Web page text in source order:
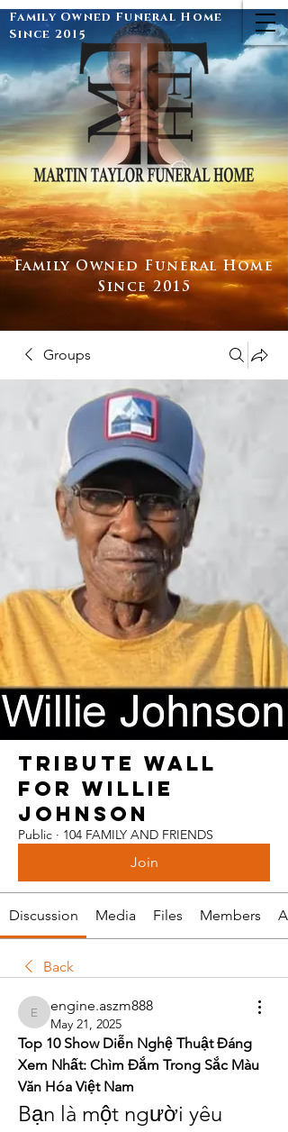
Family Owned Funeral Home
Since 2015
Family Owned Funeral Home
Since 2015
Groups
TRIBUTE WALL
FOR WILLIE
JOHNSON
Public · 104 FAMILY AND FRIENDS
Join
Discussion Media Files Members
Back
engine.aszm888
engine.aszm888
May 21, 2025
Top 10 Show Diễn Nghệ Thuật Đáng
Xem Nhất: Chìm Đắm Trong Sắc Màu
Văn Hóa Việt Nam
Bạn là một người yêu